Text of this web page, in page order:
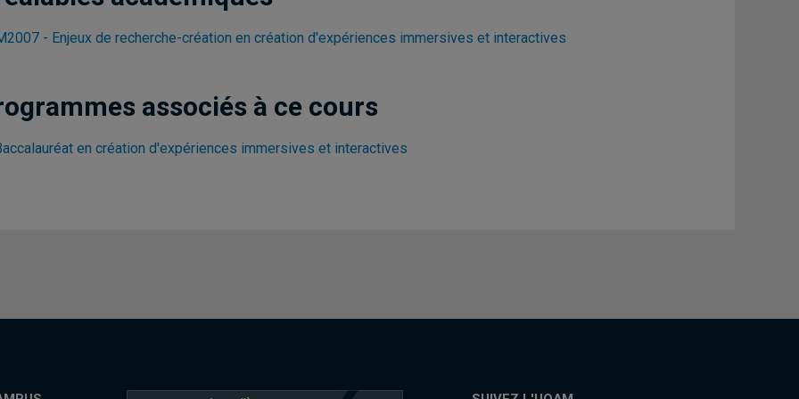
- Enjeux de recherche-création en création d'expériences immersives et interactives
associés à ce cours
en création d'expériences immersives et interactives